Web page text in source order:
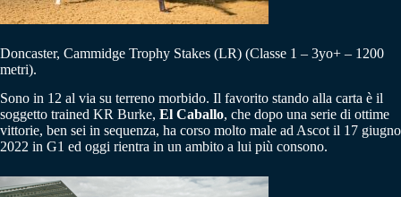
Doncaster, Cammidge Trophy Stakes (LR) (Classe 1 – 3yo+ – 1200
metri).
Sono in 12 al via su terreno morbido. Il favorito stando alla carta è il
soggetto trained KR Burke, El Caballo, che dopo una serie di ottime
vittorie, ben sei in sequenza, ha corso molto male ad Ascot il 17 giugno
2022 in G1 ed oggi rientra in un ambito a lui più consono.